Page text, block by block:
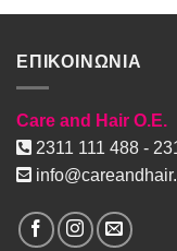
ΕΠΙΚΟΙΝΩΝΙΑ
Care and Hair O.E.
2311 111 488 -